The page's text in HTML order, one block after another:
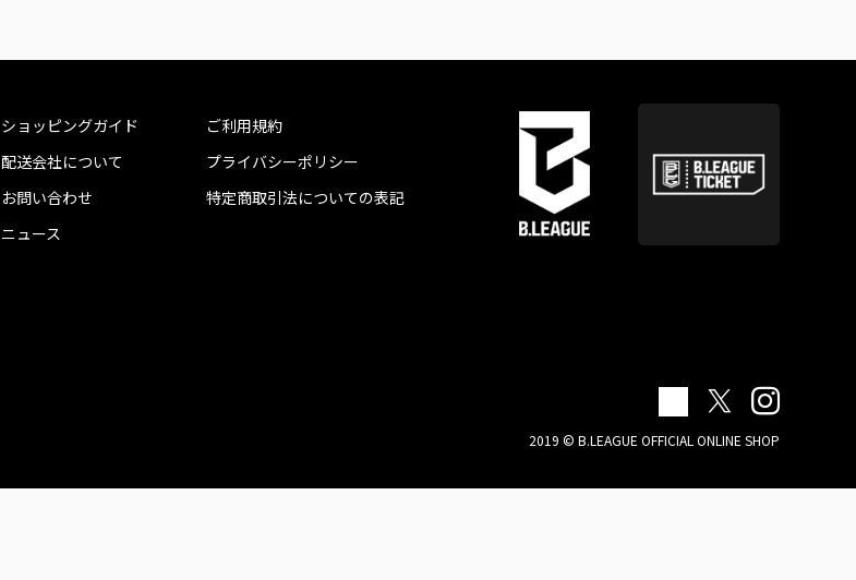
ショッピングガイド
配送会社について
お問い合わせ
ニュース
ご利用規約
プライバシーポリシー
特定商取引法についての表記
2019 © B.LEAGUE OFFICIAL ONLINE SHOP